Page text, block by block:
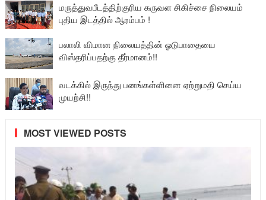
மருத்துவபீடத்திற்குரிய கருவள சிகிச்சை நிலையம்
புதிய இடத்தில் ஆரம்பம் !
பலாலி விமான நிலையத்தின் ஓடுபாதையை
விஸ்தரிப்பதற்கு தீர்மானம்!!
வடக்கில் இருந்து பனங்கள்ளினை ஏற்றுமதி செய்ய
முயற்சி!!
MOST VIEWED POSTS